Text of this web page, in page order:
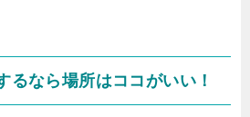
るなら場所はココがいい！